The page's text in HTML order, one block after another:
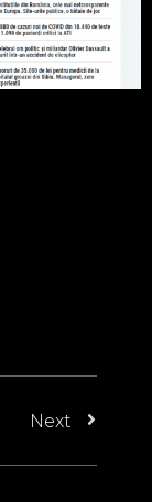
Next